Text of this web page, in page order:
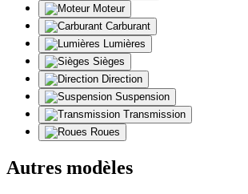
Moteur
Carburant
Lumières
Sièges
Direction
Suspension
Transmission
Roues
Autres modèles